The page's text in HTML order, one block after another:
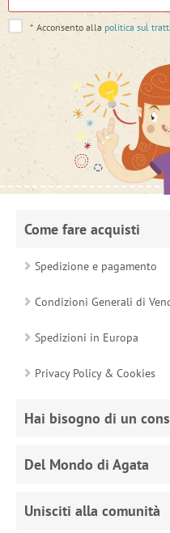
* Acconsento alla politica sul
Come fare acquisti
Spedizione e pagamento
Condizioni Generali di
Spedizioni in Europa
Privacy Policy & Cookies
Hai bisogno di un
Del Mondo di Agata
Unisciti alla comunità